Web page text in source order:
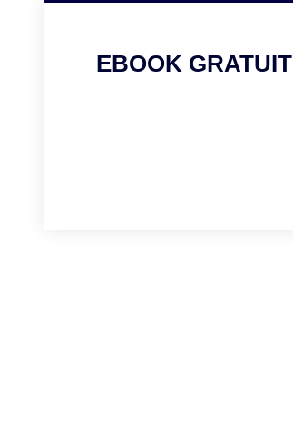
EBOOK GRATUIT